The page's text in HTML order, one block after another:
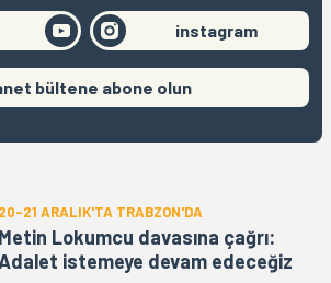
instagram
bültene abone olun
20-21 ARALIK'TA TRABZON'DA
Metin Lokumcu davasına çağrı:
Adalet istemeye devam edeceğiz